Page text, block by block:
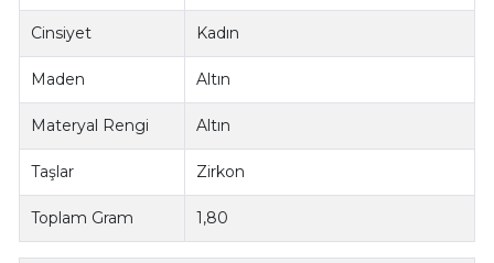
Cinsiyet Kadın
Maden Altın
Materyal Rengi Altın
Taşlar Zirkon
Toplam Gram 1,80